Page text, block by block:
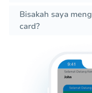
Bisakah saya
card?